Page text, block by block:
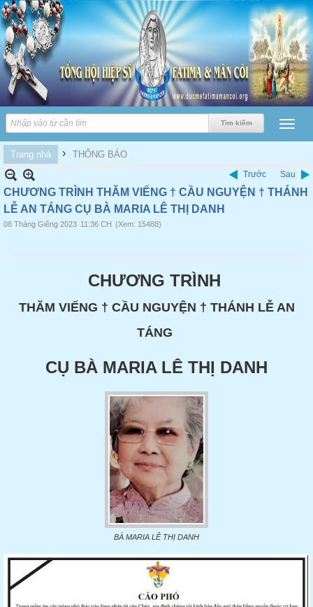
Trang nhà › THÔNG BÁO
Trước Sau
CHƯƠNG TRÌNH THĂM VIẾNG † CẦU NGUYỆN † THÁNH
LỄ AN TÁNG CỤ BÀ MARIA LÊ THỊ DANH
08 Tháng Giêng 2023 11:36 CH (Xem: 15488)
CHƯƠNG TRÌNH
THĂM VIẾNG † CẦU NGUYỆN † THÁNH LỄ AN
TÁNG
CỤ BÀ MARIA LÊ THỊ DANH
BÀ MARIA LÊ THỊ DANH